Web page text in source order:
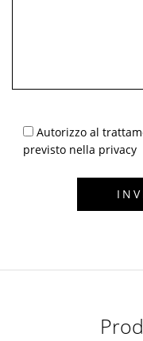
Autorizzo al
previsto nella privacy